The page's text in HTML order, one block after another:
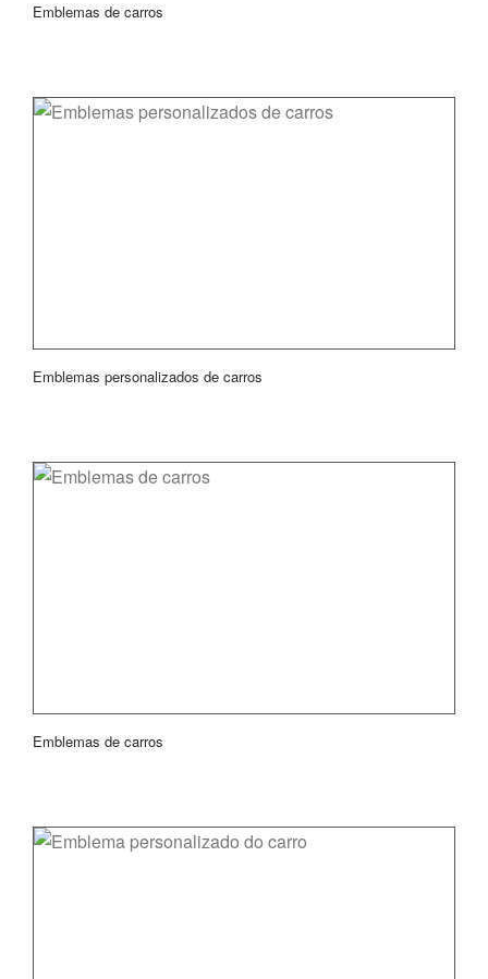
Emblemas de carros
Emblemas personalizados de carros
Emblemas de carros